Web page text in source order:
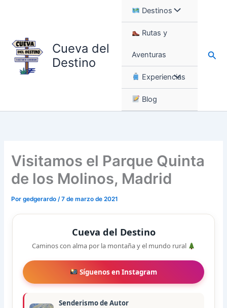
Cueva del
Destino
Destinos
Rutas y
Aventuras
Experiencias
Blog
Visitamos el Parque Quinta
de los Molinos, Madrid
Porgedgerardo/7 de marzo de 2021
Cueva del Destino
Caminos con alma por la montaña y el mundo rural
Síguenos en Instagram
Senderismo de Autor